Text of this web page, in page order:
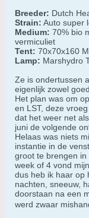
Breeder: Dutch
Strain: Auto super
Medium: 70% bio
vermiculiet
Tent: 70x70x160
Lamp: Marshydro
Ze is ondertussen
eigenlijk zowel
Het plan was om
en LST, deze
dat het weer net
juni de volgende
Helaas was niets
instantie in de
groot te brengen in
week of 4 vond
dus heb ik haar op
nachten, sneeuw,
doorstaan na een
werd zwaar